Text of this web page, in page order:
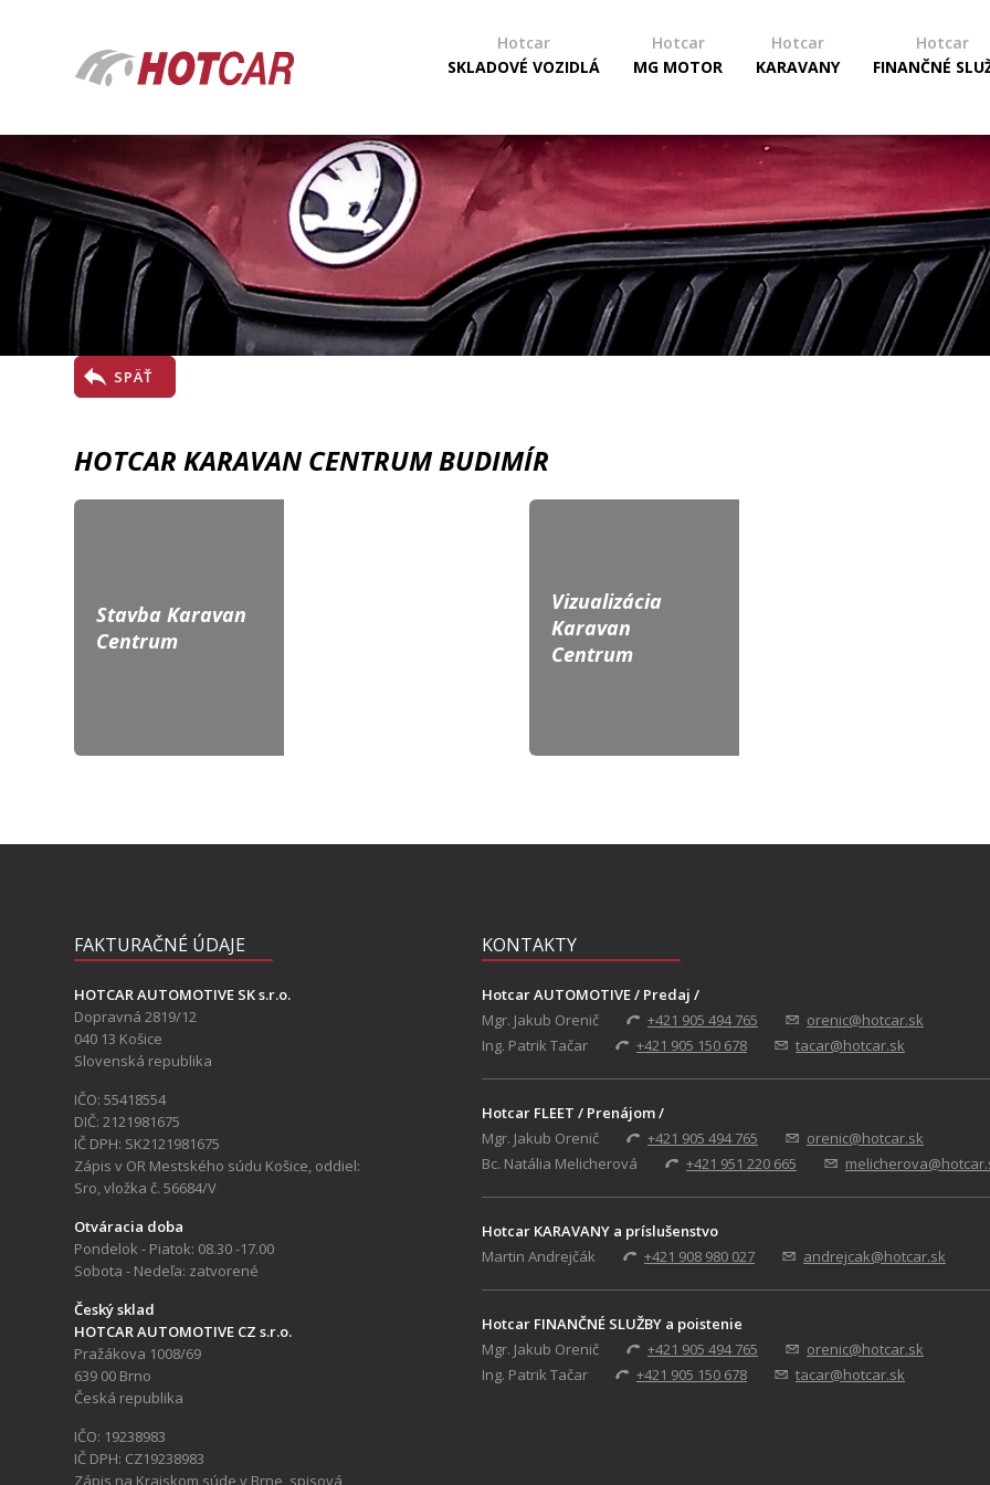
Hotcar
SKLADOVÉ VOZIDLÁ
Hotcar
MG MOTOR
Hotcar
KARAVANY
Hotcar
FINANČNÉ
SPÄŤ
HOTCAR KARAVAN CENTRUM BUDIMÍR
Stavba Karavan
Centrum
Vizualizácia
Karavan
Centrum
FAKTURAČNÉ ÚDAJE
HOTCAR AUTOMOTIVE SK s.r.o.
Dopravná 2819/12
040 13 Košice
Slovenská republika
IČO: 55418554
DIČ: 2121981675
IČ DPH: SK2121981675
Zápis v OR Mestského súdu Košice, oddiel:
Sro, vložka č. 56684/V
Otváracia doba
Pondelok - Piatok: 08.30 -17.00
Sobota - Nedeľa: zatvorené
Český sklad
HOTCAR AUTOMOTIVE CZ s.r.o.
Pražákova 1008/69
639 00 Brno
Česká republika
IČO: 19238983
IČ DPH: CZ19238983
Zápis na Krajskom súde v Brne, spisová
KONTAKTY
Hotcar AUTOMOTIVE / Predaj /
Mgr. Jakub Orenič
+421 905 494 765
orenic@hotcar.sk
Ing. Patrik Tačar
+421 905 150 678 tacar@hotcar.sk
Hotcar FLEET / Prenájom /
Mgr. Jakub Orenič
+421 905 494 765
orenic@hotcar.sk
Bc. Natália Melicherová
+421 951 220 665
Hotcar KARAVANY a príslušenstvo
Martin Andrejčák
+421 908 980 027 andrejcak@hotcar.sk
Hotcar FINANČNÉ SLUŽBY a poistenie
Mgr. Jakub Orenič
+421 905 494 765
orenic@hotcar.sk
Ing. Patrik Tačar
+421 905 150 678 tacar@hotcar.sk